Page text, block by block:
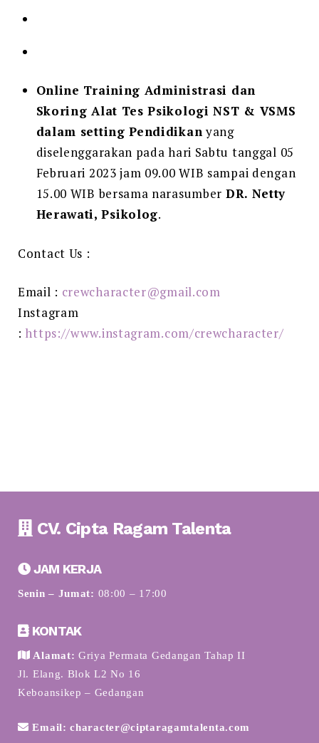
Online Training Administrasi dan
Skoring Alat Tes Psikologi NST & VSMS
dalam setting Pendidikanyang
diselenggarakan pada hari Sabtu tanggal 05
Februari 2023 jam 09.00 WIB sampai dengan
15.00 WIB bersama narasumber DR. Netty
Herawati, Psikolog.
Contact Us :
Email : crewcharacter@gmail.com
Instagram
: https://www.instagram.com/crewcharacter/
CV. Cipta Ragam Talenta
JAM KERJA
Senin – Jumat: 08:00 – 17:00
KONTAK
Alamat: Griya Permata Gedangan Tahap II
Jl. Elang. Blok L2 No 16
Keboansikep – Gedangan
Email: character@ciptaragamtalenta.com